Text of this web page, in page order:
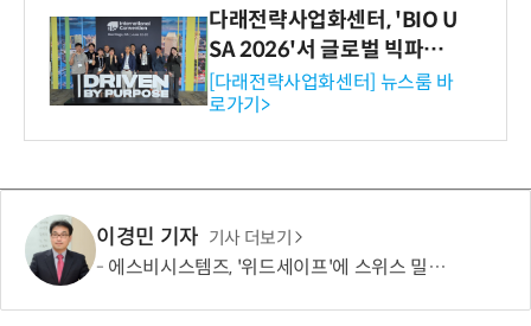
다래전략사업화센터, 'BIO U
SA 2026'서 글로벌 빅파마
와의 비즈니스 미팅 지원…K
-바이오 해외 진출 교두보 확
보
[다래전략사업화센터] 뉴스룸 바
로가기>
이경민 기자 기사 더보기
에스비시스템즈, '위드세이프'에 스위스 밀리터리 아이스조끼 연계… 혹서기 온열질환 예방 강화